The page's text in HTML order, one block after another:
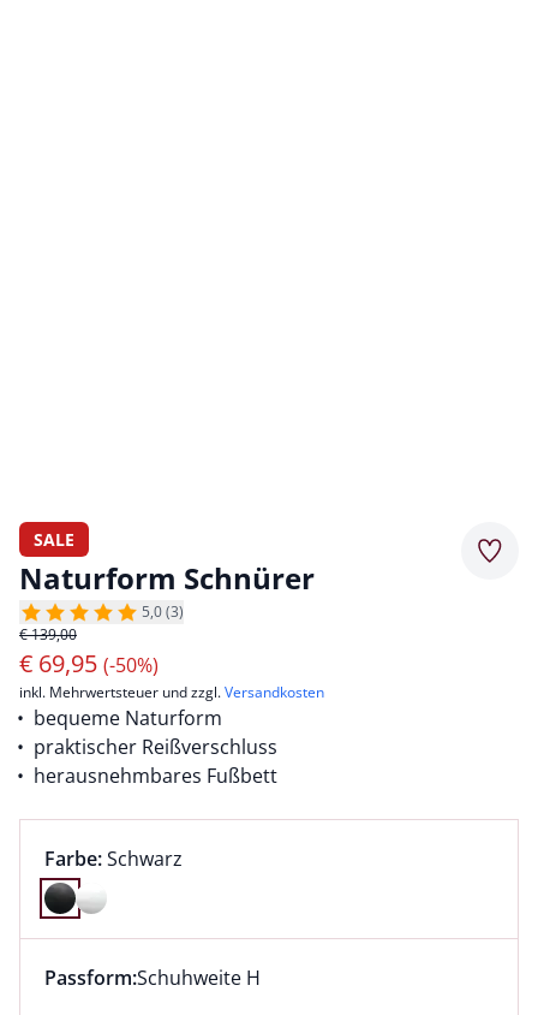
SALE
Naturform Schnürer
5,0 (3)
€ 139,00
€ 69,95 (-50%)
inkl. Mehrwertsteuer und zzgl.Versandkosten
bequeme Naturform
praktischer Reißverschluss
herausnehmbares Fußbett
Farbauswahl:
Farbe:aktuell ausgewählt:
Schwarz
Farbe Schwarz ausgewählt
Dieser Artikel hat die Passform Schuhweite H. für
Passform:Schuhweite H